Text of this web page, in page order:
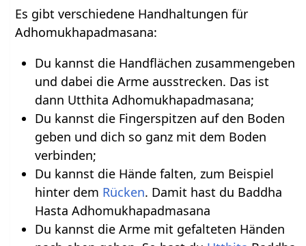
Es gibt verschiedene Handhaltungen für
Adhomukhapadmasana:
Du kannst die Handflächen zusammengeben
und dabei die Arme ausstrecken. Das ist
dann Utthita Adhomukhapadmasana;
Du kannst die Fingerspitzen auf den Boden
geben und dich so ganz mit dem Boden
verbinden;
Du kannst die Hände falten, zum Beispiel
hinter dem Rücken. Damit hast du Baddha
Hasta Adhomukhapadmasana
Du kannst die Arme mit gefalteten Händen